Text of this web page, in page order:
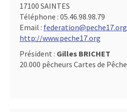
17100 SAINTES
Téléphone : 05.46.98.98.79
Email : federation@peche17.org
http://www.peche17.org
Président : Gilles BRICHET
20.000 pêcheurs Cartes de Pêche